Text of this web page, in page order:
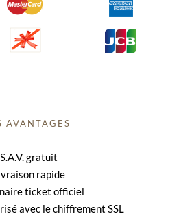
AVANTAGES
S.A.V. gratuit
rapide
ticket officiel
avec le chiffrement SSL